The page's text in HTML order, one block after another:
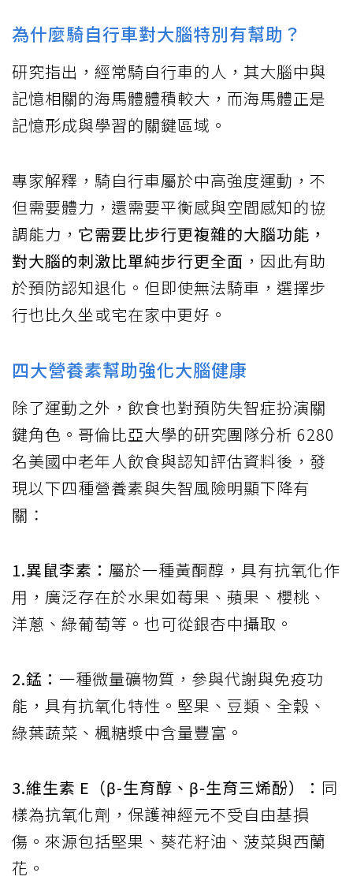
為什麼騎自行車對大腦特別有幫助？
研究指出，經常騎自行車的人，其大腦中與
記憶相關的海馬體體積較大，而海馬體正是
記憶形成與學習的關鍵區域。
專家解釋，騎自行車屬於中高強度運動，不
但需要體力，還需要平衡感與空間感知的協
調能力， 它需要比步行更複雜的大腦功能，
對大腦的刺激比單純步行更全面 ，因此有助
於預防認知退化。但即使無法騎車，選擇步
行也比久坐或宅在家中更好。
四大營養素幫助強化大腦健康
除了運動之外，飲食也對預防失智症扮演關
鍵角色。哥倫比亞大學的研究團隊分析 6280
名美國中老年人飲食與認知評估資料後，發
現以下四種營養素與失智風險明顯下降有
關：
1.異鼠李素： 屬於一種黃酮醇，具有抗氧化作
用，廣泛存在於水果如莓果、蘋果、櫻桃、
洋蔥、綠葡萄等。也可從銀杏中攝取。
2.錳： 一種微量礦物質，參與代謝與免疫功
能，具有抗氧化特性。堅果、豆類、全穀、
綠葉蔬菜、楓糖漿中含量豐富。
3.維生素 E（β-生育醇、β-生育三烯酚）： 同
樣為抗氧化劑，保護神經元不受自由基損
傷。來源包括堅果、葵花籽油、菠菜與西蘭
花。